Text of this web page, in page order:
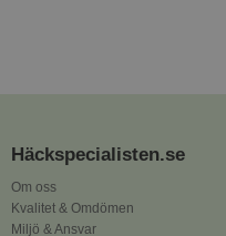
Häckspecialisten.se
Om oss
Kvalitet & Omdömen
Miljö & Ansvar